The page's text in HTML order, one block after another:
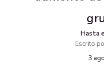
Hasta
Escrito
3